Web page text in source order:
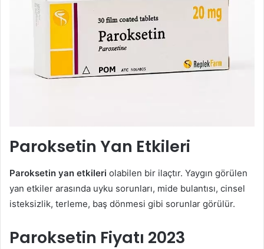
Paroksetin Yan Etkileri
Paroksetin yan etkileri olabilen bir ilaçtır. Yaygın görülen
yan etkiler arasında uyku sorunları, mide bulantısı, cinsel
isteksizlik, terleme, baş dönmesi gibi sorunlar görülür.
Paroksetin Fiyatı 2023